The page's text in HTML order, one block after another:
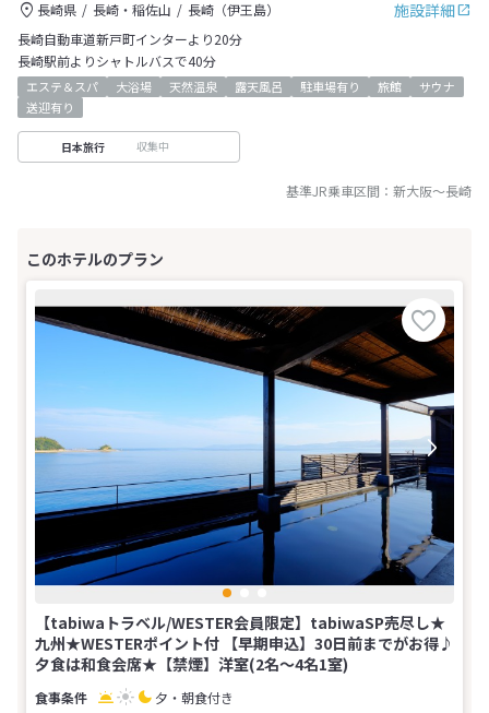
施設詳細
長崎県 長崎・稲佐山
長崎（伊王島）
長崎自動車道新戸町インターより20分
長崎駅前よりシャトルバスで40分
エステ＆スパ 大浴場 天然温泉 露天風呂 駐車場有り 旅館
サウナ
送迎有り
日本旅行 収集中
基準JR乗車区間： 新大阪～長崎
【tabiwaトラベル/WESTER会員限定】tabiwaSP売尽し★
九州★WESTERポイント付 【早期申込】30日前までがお得♪
夕食は和食会席★【禁煙】洋室(2名～4名1室)
夕・朝食付き